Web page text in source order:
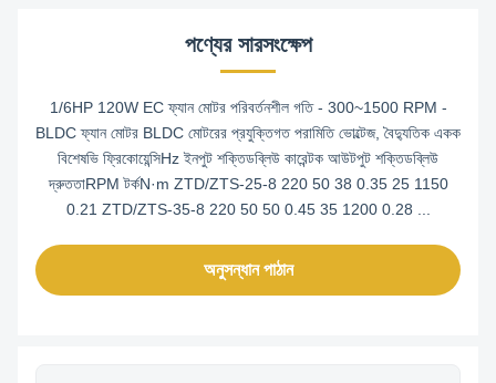
পণ্যের সারসংক্ষেপ
1/6HP 120W EC ফ্যান মোটর পরিবর্তনশীল গতি - 300~1500 RPM -
BLDC ফ্যান মোটর BLDC মোটরের প্রযুক্তিগত পরামিতি ভোল্টেজ, বৈদ্যুতিক একক
বিশেষভি ফ্রিকোয়েন্সিHz ইনপুট শক্তিডব্লিউ কারেন্টক আউটপুট শক্তিডব্লিউ
দ্রুততাRPM টর্কN·m ZTD/ZTS-25-8 220 50 38 0.35 25 1150
0.21 ZTD/ZTS-35-8 220 50 50 0.45 35 1200 0.28 ...
অনুসন্ধান পাঠান